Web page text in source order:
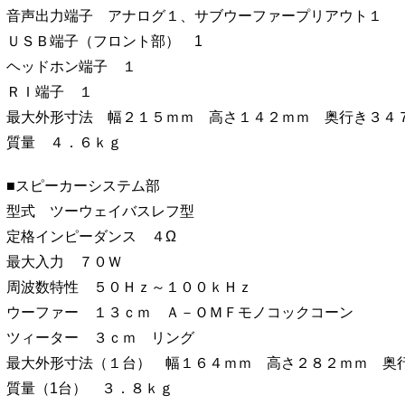
音声出力端子 アナログ１、サブウーファープリアウト１
ＵＳＢ端子（フロント部） 1
ヘッドホン端子 １
ＲＩ端子 １
最大外形寸法 幅２１５ｍｍ 高さ１４２ｍｍ 奥行き３４
質量 ４．６ｋｇ
■スピーカーシステム部
型式 ツーウェイバスレフ型
定格インピーダンス ４Ω
最大入力 ７０Ｗ
周波数特性 ５０Ｈｚ～１００ｋＨｚ
ウーファー １３ｃｍ Ａ－ＯＭＦモノコックコーン
ツィーター ３ｃｍ リング
最大外形寸法（１台） 幅１６４ｍｍ 高さ２８２ｍｍ 奥
質量（1台） ３．８ｋｇ